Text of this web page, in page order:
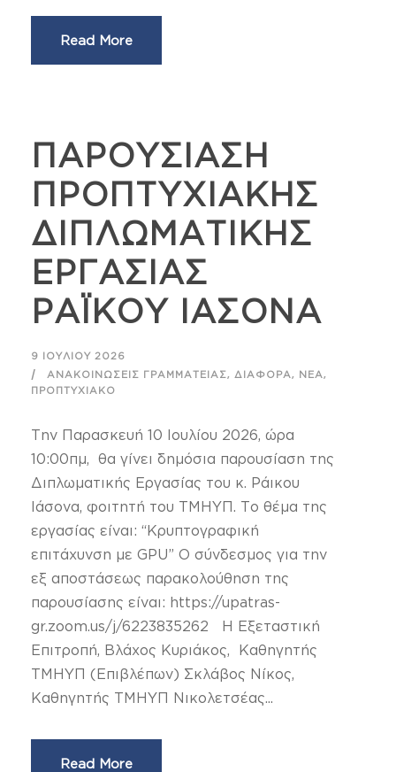
Read More
ΠΑΡΟΥΣΙΑΣΗ
ΠΡΟΠΤΥΧΙΑΚΗΣ
ΔΙΠΛΩΜΑΤΙΚΗΣ
ΕΡΓΑΣΙΑΣ
ΡΑΪΚΟΥ ΙΑΣΟΝΑ
9 ΙΟΥΛΊΟΥ 2026
ΑΝΑΚΟΙΝΏΣΕΙΣ ΓΡΑΜΜΑΤΕΊΑΣ, ΔΙΆΦΟΡΑ, ΝΈΑ,
ΠΡΟΠΤΥΧΙΑΚΌ
Την Παρασκευή 10 Ιουλίου 2026, ώρα
10:00πμ, θα γίνει δημόσια παρουσίαση της
Διπλωματικής Εργασίας του κ. Ράικου
Ιάσονα, φοιτητή του ΤΜΗΥΠ. Το θέμα της
εργασίας είναι: “Κρυπτογραφική
επιτάχυνση με GPU” Ο σύνδεσμος για την
εξ αποστάσεως παρακολούθηση της
παρουσίασης είναι: https://upatras-
gr.zoom.us/j/6223835262 Η Εξεταστική
Επιτροπή, Βλάχος Κυριάκος, Καθηγητής
ΤΜΗΥΠ (Επιβλέπων) Σκλάβος Νίκος,
Καθηγητής ΤΜΗΥΠ Νικολετσέας...
Read More